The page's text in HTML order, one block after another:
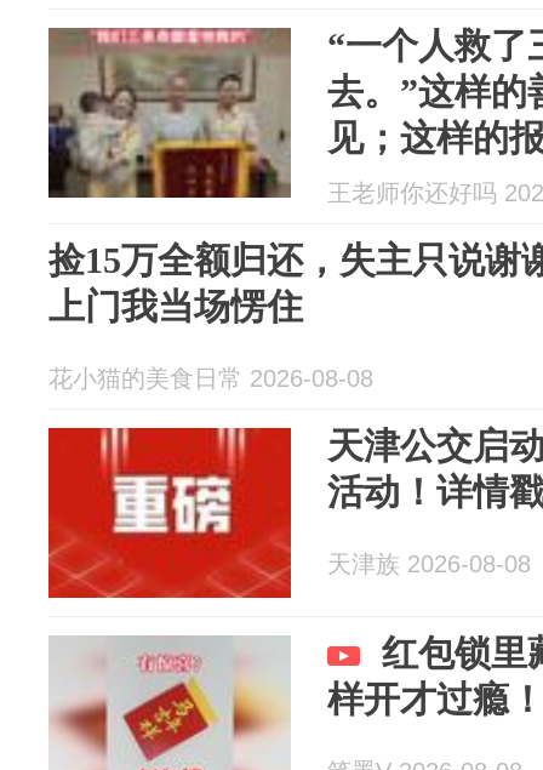
“一个人救了
去。”这样的
见；这样的
唱！
王老师你还好吗
捡15万全额归还，失主只说谢
上门我当场愣住
花小猫的美食日常 2026-08-08
天津公交启
活动！详情
天津族 2026-08-08
红包锁里
样开才过瘾